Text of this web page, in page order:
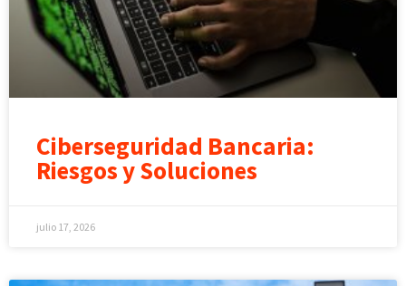
Ciberseguridad Bancaria:
Riesgos y Soluciones
julio 17, 2026